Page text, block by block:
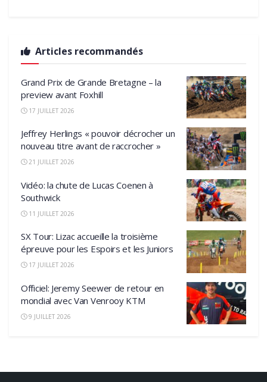
Articles recommandés
Grand Prix de Grande Bretagne – la
preview avant Foxhill
17 JUILLET 2026
Jeffrey Herlings « pouvoir décrocher un
nouveau titre avant de raccrocher »
21 JUILLET 2026
Vidéo: la chute de Lucas Coenen à
Southwick
11 JUILLET 2026
SX Tour: Lizac accueille la troisième
épreuve pour les Espoirs et les Juniors
17 JUILLET 2026
Officiel: Jeremy Seewer de retour en
mondial avec Van Venrooy KTM
9 JUILLET 2026